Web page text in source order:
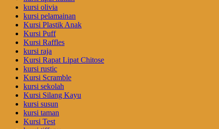
kursi olivia
kursi pelamainan
Kursi Plastik Anak
Kursi Puff
Kursi Raffles
kursi raja
Kursi Rapat Lipat Chitose
kursi rustic
Kursi Scramble
kursi sekolah
Kursi Silang Kayu
kursi susun
kursi taman
Kursi Test